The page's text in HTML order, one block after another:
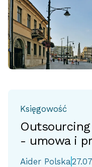
Księgowość
Outsourcing
- umowa i
Aider Polska